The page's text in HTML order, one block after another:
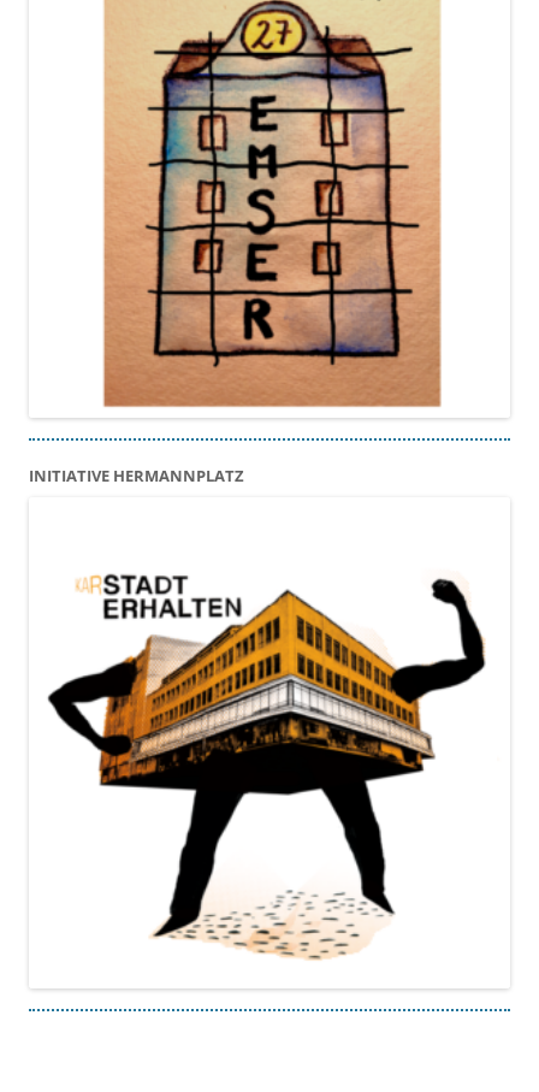
INITIATIVE HERMANNPLATZ